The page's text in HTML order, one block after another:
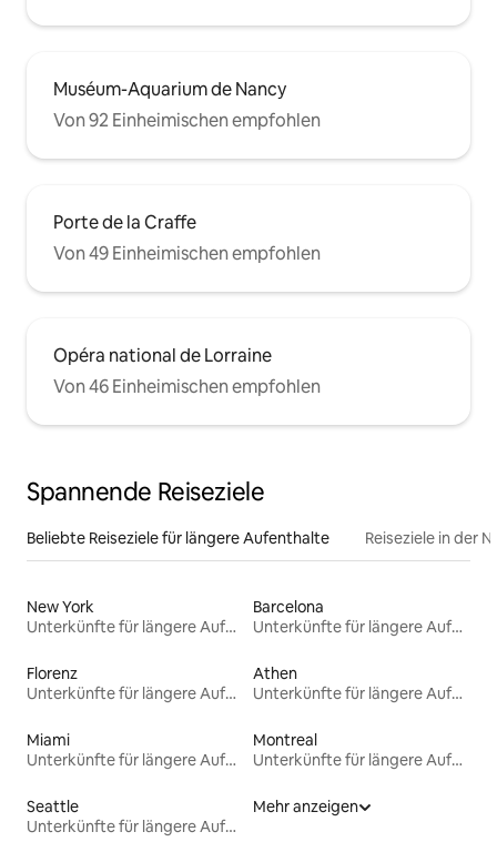
Muséum-Aquarium de Nancy
Von 92 Einheimischen empfohlen
Porte de la Craffe
Von 49 Einheimischen empfohlen
Opéra national de Lorraine
Von 46 Einheimischen empfohlen
Spannende Reiseziele
Beliebte Reiseziele für längere Aufenthalte Reiseziele in der
New York
Unterkünfte für längere Aufenthalte
Barcelona
Unterkünfte für längere Aufenthalte
Florenz
Unterkünfte für längere Aufenthalte
Athen
Unterkünfte für längere Aufenthalte
Miami
Unterkünfte für längere Aufenthalte
Montreal
Unterkünfte für längere Aufenthalte
Seattle
Unterkünfte für längere Aufenthalte
Mehr anzeigen